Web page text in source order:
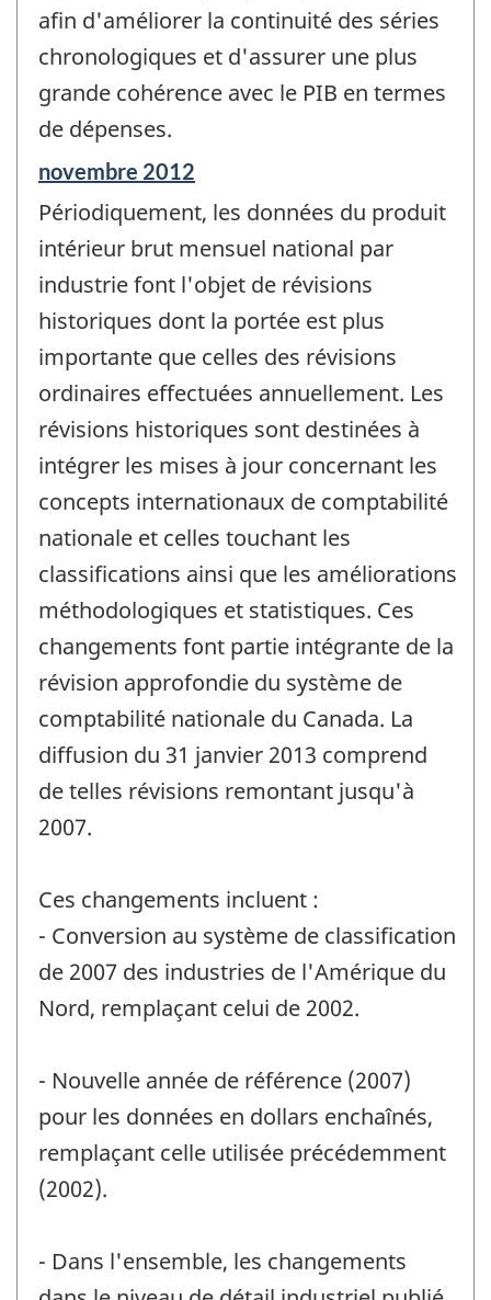
afin d'améliorer la continuité des séries
chronologiques et d'assurer une plus
grande cohérence avec le PIB en termes
de dépenses.
Période
référence
de
-
novembre 2012
Périodiquement, les données du produit
intérieur brut mensuel national par
industrie font l'objet de révisions
historiques dont la portée est plus
importante que celles des révisions
ordinaires effectuées annuellement. Les
révisions historiques sont destinées à
intégrer les mises à jour concernant les
concepts internationaux de comptabilité
nationale et celles touchant les
classifications ainsi que les améliorations
méthodologiques et statistiques. Ces
changements font partie intégrante de la
révision approfondie du système de
comptabilité nationale du Canada. La
diffusion du 31 janvier 2013 comprend
de telles révisions remontant jusqu'à
2007.
Ces changements incluent :
- Conversion au système de classification
de 2007 des industries de l'Amérique du
Nord, remplaçant celui de 2002.
- Nouvelle année de référence (2007)
pour les données en dollars enchaînés,
remplaçant celle utilisée précédemment
(2002).
- Dans l'ensemble, les changements